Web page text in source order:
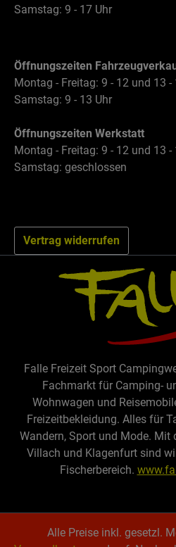
Samstag: 9 - 17 Uhr
Öffnungszeiten
Montag - Freitag: 9 - 12 und 13 -
Samstag: 9 - 13 Uhr
Öffnungszeiten Werkstatt
Montag - Freitag: 9 - 12 und 13 -
Samstag: geschlossen
Vertrag widerrufen
Falle Freizeit Sport
Fachmarkt für Camping-
Wohnwagen und
Freizeitbekleidung. Alles für
Wandern, Sport und Mode. Mit
Villach und Klagenfurt sind
Fischerbereich.
Alle Preise inkl. gesetzl.